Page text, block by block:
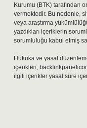
Kurumu (BTK) tarafından
vermektedir. Bu nedenle,
veya araştırma
yazdıkları içeriklerin
sorumluluğu kabul etmiş
Hukuka ve yasal
içerikleri,
ilgili içerikler yasal süre